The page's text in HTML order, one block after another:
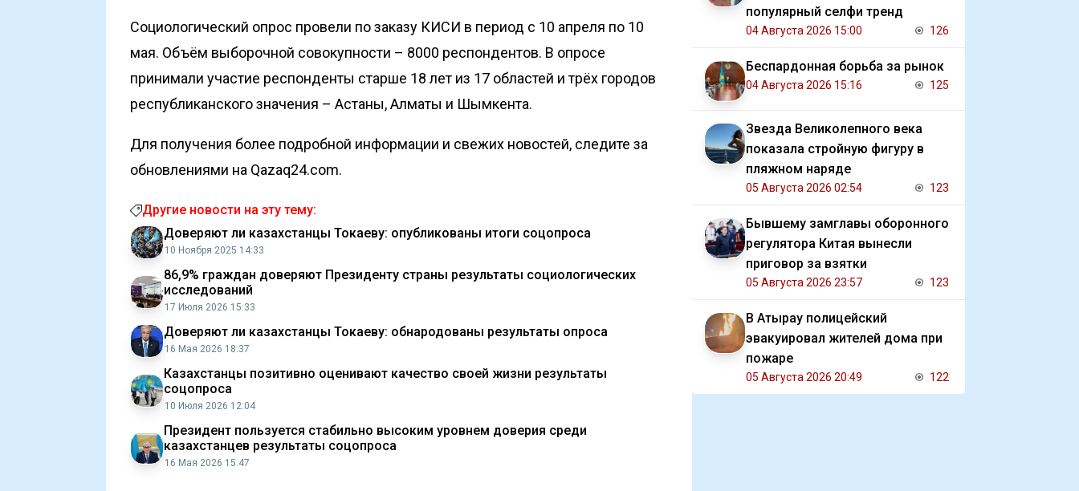
Социологический опрос провели по заказу КИСИ в период с 10 апреля по 10
мая. Объём выборочной совокупности – 8000 респондентов. В опросе
принимали участие респонденты старше 18 лет из 17 областей и трёх городов
республиканского значения – Астаны, Алматы и Шымкента.
Для получения более подробной информации и свежих новостей, следите за
обновлениями на Qazaq24.com.
Другие новости на эту тему:
Доверяют ли казахстанцы Токаеву: опубликованы итоги соцопроса
10 Ноября 2025 14:33
86,9% граждан доверяют Президенту страны результаты социологических
исследований
17 Июля 2026 15:33
Доверяют ли казахстанцы Токаеву: обнародованы результаты опроса
16 Мая 2026 18:37
Казахстанцы позитивно оценивают качество своей жизни результаты
соцопроса
10 Июля 2026 12:04
Президент пользуется стабильно высоким уровнем доверия среди
казахстанцев результаты соцопроса
16 Мая 2026 15:47
популярный селфи тренд
04 Августа 2026 15:00 126
Беспардонная борьба за рынок
04 Августа 2026 15:16 125
Звезда Великолепного века
показала стройную фигуру в
пляжном наряде
05 Августа 2026 02:54 123
Бывшему замглавы оборонного
регулятора Китая вынесли
приговор за взятки
05 Августа 2026 23:57 123
В Атырау полицейский
эвакуировал жителей дома при
пожаре
05 Августа 2026 20:49 122